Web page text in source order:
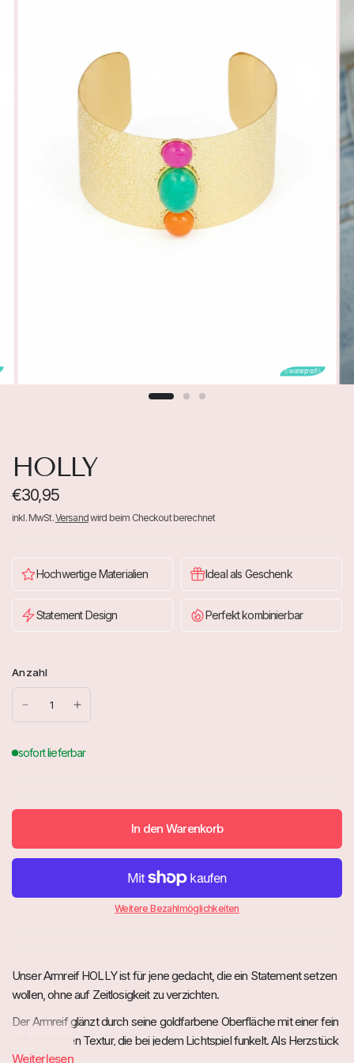
💧waterproof💧
HOLLY
€30,95
inkl. MwSt.Versandwird beim Checkout berechnet
Hochwertige Materialien Ideal als Geschenk
Statement Design Perfekt kombinierbar
Anzahl
In den Warenkorb
Weitere Bezahlmöglichkeiten
Unser Armreif HOLLY ist für jene gedacht, die ein Statement setzen
wollen, ohne auf Zeitlosigkeit zu verzichten.
Der Armreif glänzt durch seine goldfarbene Oberfläche mit einer fein
gehämmerten Textur, die bei jedem Lichtspiel funkelt. Als Herzstück
des Designs tragen drei Natursteine in lebhaften Farben – ein tiefes
Weiterlesen